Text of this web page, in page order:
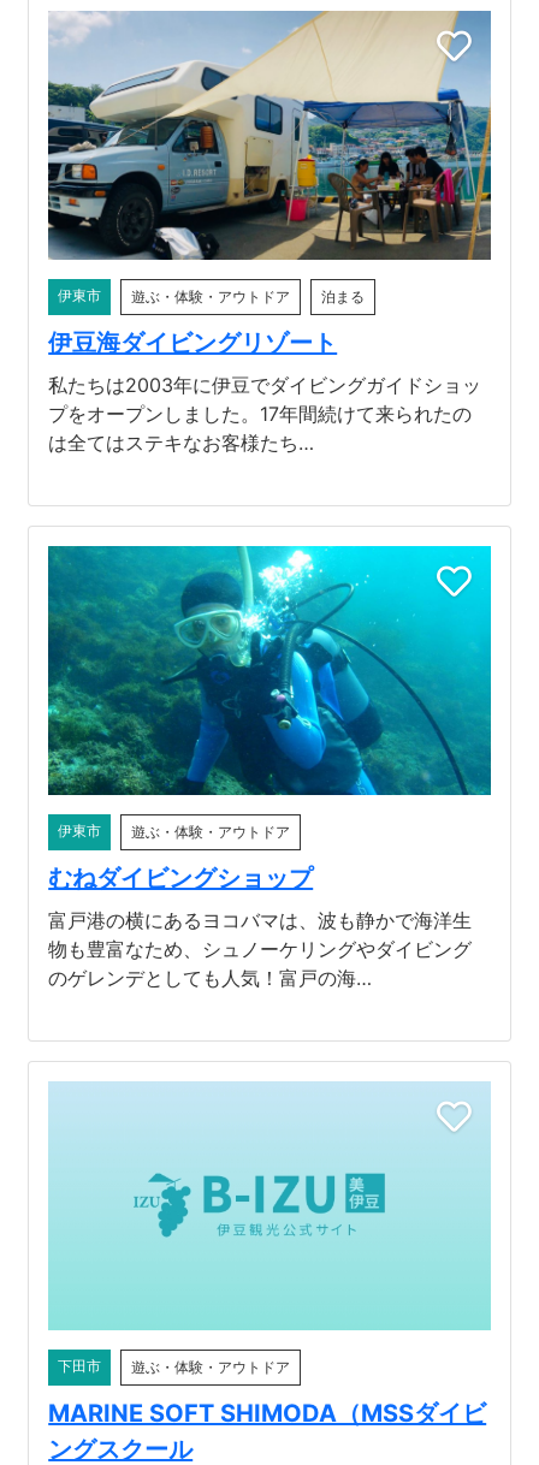
伊東市 遊ぶ・体験・アウトドア 泊まる
伊豆海ダイビングリゾート
私たちは2003年に伊豆でダイビングガイドショッ
プをオープンしました。17年間続けて来られたの
は全てはステキなお客様たち…
伊東市 遊ぶ・体験・アウトドア
むねダイビングショップ
富戸港の横にあるヨコバマは、波も静かで海洋生
物も豊富なため、シュノーケリングやダイビング
のゲレンデとしても人気！富戸の海…
下田市 遊ぶ・体験・アウトドア
MARINE SOFT SHIMODA（MSSダイビ
ングスクール